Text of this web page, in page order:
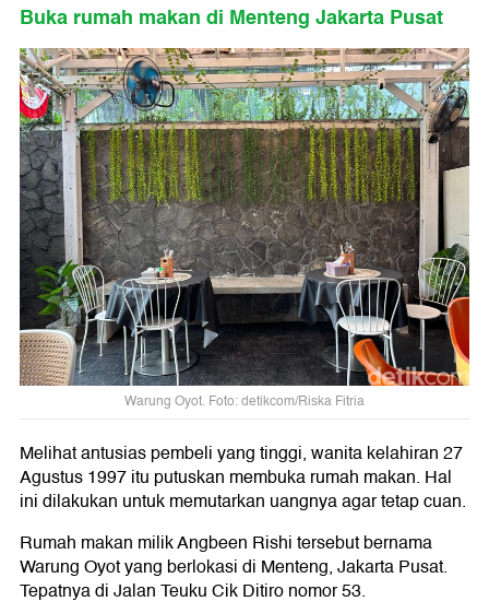
Buka rumah makan di Menteng Jakarta Pusat
Warung Oyot. Foto: detikcom/Riska Fitria
Melihat antusias pembeli yang tinggi, wanita kelahiran 27
Agustus 1997 itu putuskan membuka rumah makan. Hal
ini dilakukan untuk memutarkan uangnya agar tetap cuan.
Rumah makan milik Angbeen Rishi tersebut bernama
Warung Oyot yang berlokasi di Menteng, Jakarta Pusat.
Tepatnya di Jalan Teuku Cik Ditiro nomor 53.